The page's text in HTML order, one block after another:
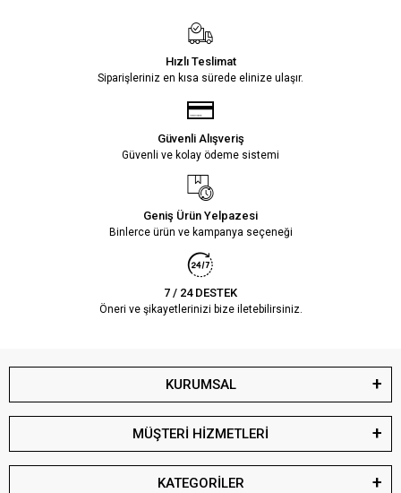
Hızlı Teslimat
Siparişleriniz en kısa sürede elinize ulaşır.
Güvenli Alışveriş
Güvenli ve kolay ödeme sistemi
Geniş Ürün Yelpazesi
Binlerce ürün ve kampanya seçeneği
7 / 24 DESTEK
Öneri ve şikayetlerinizi bize iletebilirsiniz.
KURUMSAL
MÜŞTERİ HİZMETLERİ
KATEGORİLER